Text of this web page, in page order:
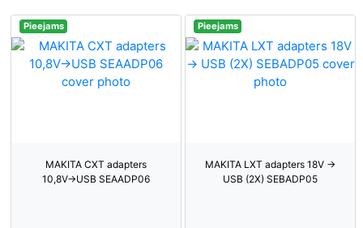
Pieejams
MAKITA CXT adapters
10,8V→USB SEAADP06
Pieejams
MAKITA LXT adapters 18V ->
USB (2X) SEBADP05